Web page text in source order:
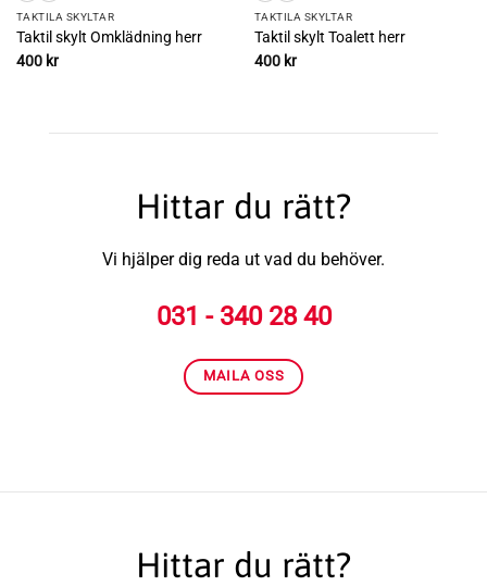
TAKTILA SKYLTAR
Taktil skylt Omklädning herr
400 kr
TAKTILA SKYLTAR
Taktil skylt Toalett herr
400 kr
Hittar du rätt?
Vi hjälper dig reda ut vad du behöver.
031 - 340 28 40
MAILA OSS
Hittar du rätt?